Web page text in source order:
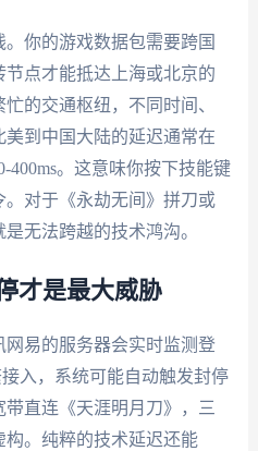
你的游戏数据包需要跨国
点才能抵达上海或北京的
的交通枢纽，不同时间、
到中国大陆的延迟通常在
400ms。这意味你按下技能键
对于《永劫无间》拼刀或
无法跨越的技术鸿沟。
才是最大威胁
易的服务器会实时监测登
入，系统可能自动触发封停
直连《天涯明月刀》，三
。纯粹的技术延迟还能